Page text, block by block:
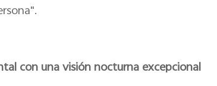
con una visión nocturna excepcional